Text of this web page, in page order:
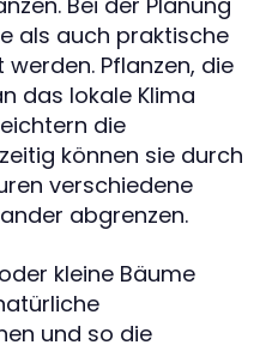
als auch praktische
Pflanzen, die
das lokale Klima
die
können sie durch
verschiedene
abgrenzen.
kleine Bäume
und so die